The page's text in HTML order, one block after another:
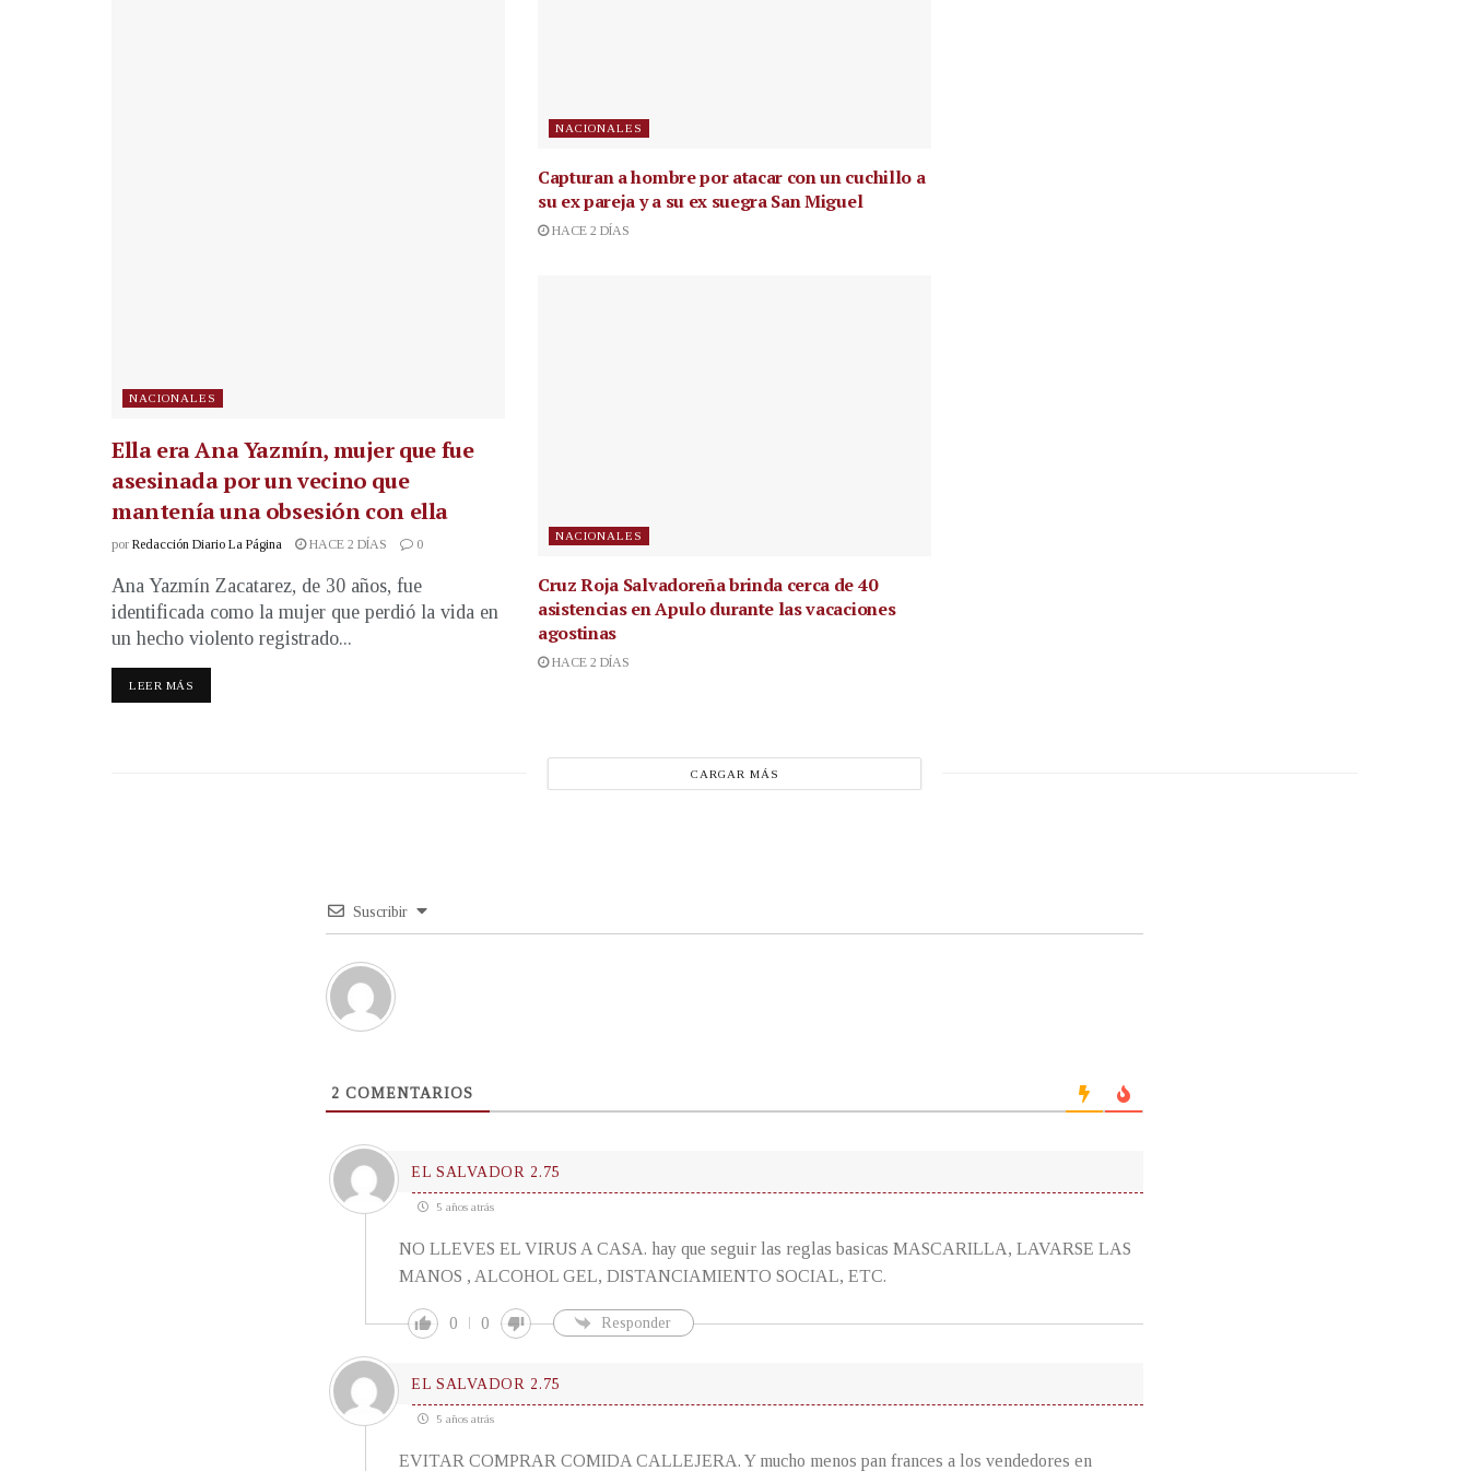
NACIONALES
Ella era Ana Yazmín, mujer que fue
asesinada por un vecino que
mantenía una obsesión con ella
por Redacción Diario La Página HACE 2 DÍAS 0
Ana Yazmín Zacatarez, de 30 años, fue
identificada como la mujer que perdió la vida en
un hecho violento registrado...
LEER MÁS
NACIONALES
Capturan a hombre por atacar con un cuchillo a
su ex pareja y a su ex suegra San Miguel
HACE 2 DÍAS
NACIONALES
Cruz Roja Salvadoreña brinda cerca de 40
asistencias en Apulo durante las vacaciones
agostinas
HACE 2 DÍAS
CARGAR MÁS
Suscribir
2 COMENTARIOS
EL SALVADOR 2.75
5 años atrás
NO LLEVES EL VIRUS A CASA. hay que seguir las reglas basicas MASCARILLA, LAVARSE LAS
MANOS , ALCOHOL GEL, DISTANCIAMIENTO SOCIAL, ETC.
0 0 Responder
EL SALVADOR 2.75
5 años atrás
EVITAR COMPRAR COMIDA CALLEJERA. Y mucho menos pan frances a los vendedores en